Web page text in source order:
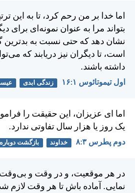
اما خدا بر من رحم كرد، تا به اين
بتواند مرا به عنوان نمونه‌ای برای
نشان دهد كه حتی نسبت به بدترين
است، تا ديگران نيز دريابند كه
داشته باشند.
اول تيموتائوس ۱:‏۱۶ زندگی ابدی
اما ای عزيزان، اين حقيقت را
يک روز يا هزار سال تفاوتی ندارد.
دوم پطرس ۳:‏۸ خداوند بازگشت دوباره
در هر موقعيت، و در وقت و بی‌وقت،
نمايی. آماده باش تا هر وقت لازم